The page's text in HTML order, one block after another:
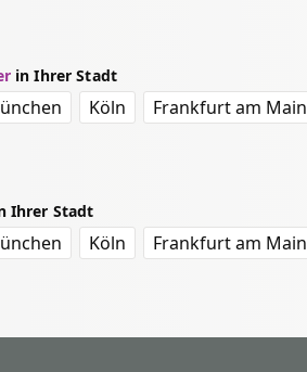
in Ihrer Stadt
Köln Frankfurt am Main
Ihrer Stadt
Köln Frankfurt am Main